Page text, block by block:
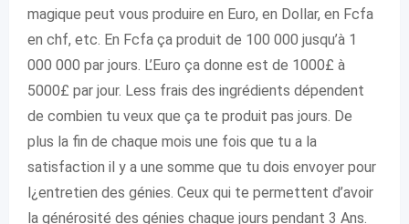
magique peut vous produire en Euro, en Dollar, en Fcfa
en chf, etc. En Fcfa ça produit de 100 000 jusqu’à 1
000 000 par jours. L’Euro ça donne est de 1000£ à
5000£ par jour. Less frais des ingrédients dépendent
de combien tu veux que ça te produit pas jours. De
plus la fin de chaque mois une fois que tu a la
satisfaction il y a une somme que tu dois envoyer pour
l¿entretien des génies. Ceux qui te permettent d’avoir
la générosité des génies chaque jours pendant 3 Ans.